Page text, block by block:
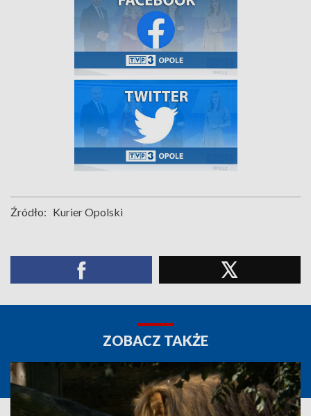
Źródło: Kurier Opolski
ZOBACZ TAKŻE